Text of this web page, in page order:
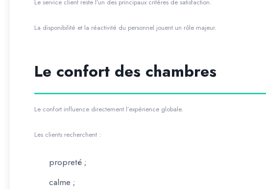
Le service client reste l’un des principaux critères de satisfaction.
La disponibilité et la réactivité du personnel jouent un rôle majeur.
Le confort des chambres
Le confort influence directement l’expérience globale.
Les clients recherchent :
propreté ;
calme ;